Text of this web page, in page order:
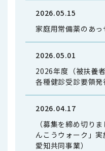
2026.05.15
家庭用常備薬のあ
2026.05.01
2026年度（被扶養
各種健診受診要領発
2026.04.17
（募集を締め切り
んこうウォーク」
愛知共同事業）